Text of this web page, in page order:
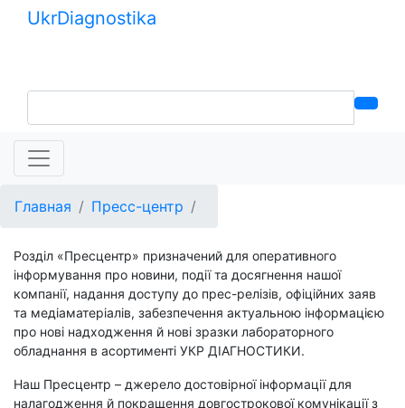
UkrDiagnostika
Главная Пресс-центр
Розділ «Пресцентр» призначений для оперативного
інформування про новини, події та досягнення нашої
компанії, надання доступу до прес-релізів, офіційних заяв
та медіаматеріалів, забезпечення актуальною інформацією
про нові надходження й нові зразки лабораторного
обладнання в асортименті УКР ДІАГНОСТИКИ.
Наш Пресцентр – джерело достовірної інформації для
налагодження й покращення довгострокової комунікації з